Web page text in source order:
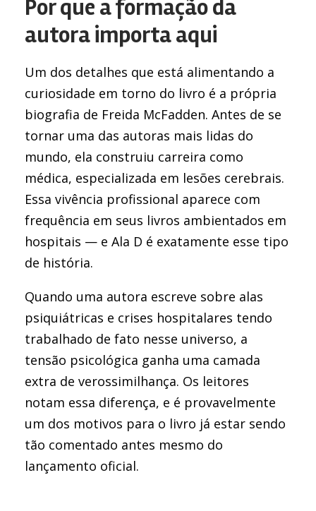
Por que a formação da
autora importa aqui
Um dos detalhes que está alimentando a
curiosidade em torno do livro é a própria
biografia de Freida McFadden. Antes de se
tornar uma das autoras mais lidas do
mundo, ela construiu carreira como
médica, especializada em lesões cerebrais.
Essa vivência profissional aparece com
frequência em seus livros ambientados em
hospitais — e Ala D é exatamente esse tipo
de história.
Quando uma autora escreve sobre alas
psiquiátricas e crises hospitalares tendo
trabalhado de fato nesse universo, a
tensão psicológica ganha uma camada
extra de verossimilhança. Os leitores
notam essa diferença, e é provavelmente
um dos motivos para o livro já estar sendo
tão comentado antes mesmo do
lançamento oficial.